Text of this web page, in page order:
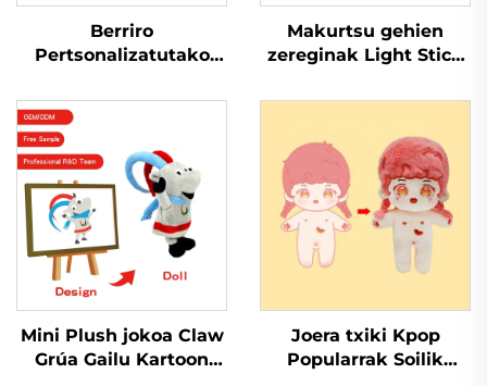
Berriro
Pertsonalizatutako
Txanpoina Giltza
Moneta Txanpoina
Plush
Makurtsu gehien
zereginak Light Stick
Plushie Jolasa Pop
Musikako
Konzertuetarako
Mini Plush jokoa Claw
Grúa Gailu Kartoon
Joera txiki Kpop
Popularrak Soilik